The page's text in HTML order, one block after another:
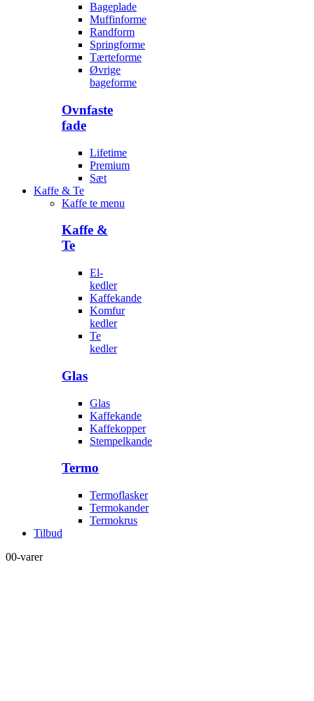
Bageplade
Muffinforme
Randform
Springforme
Tærteforme
Øvrige
bageforme
Ovnfaste
fade
Lifetime
Premium
Sæt
Kaffe & Te
Kaffe te menu
Kaffe &
Te
El-
kedler
Kaffekande
Komfur
kedler
Te
kedler
Glas
Glas
Kaffekande
Kaffekopper
Stempelkande
Termo
Termoflasker
Termokander
Termokrus
Tilbud
00-varer